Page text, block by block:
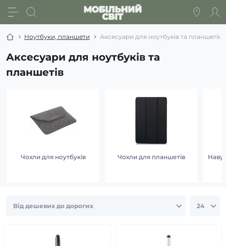
Ноутбуки, планшети Аксесуари для ноутбуків та планшетів
Аксесуари для ноутбуків та
планшетів
Чохли для ноутбуків Чохли для планшетів